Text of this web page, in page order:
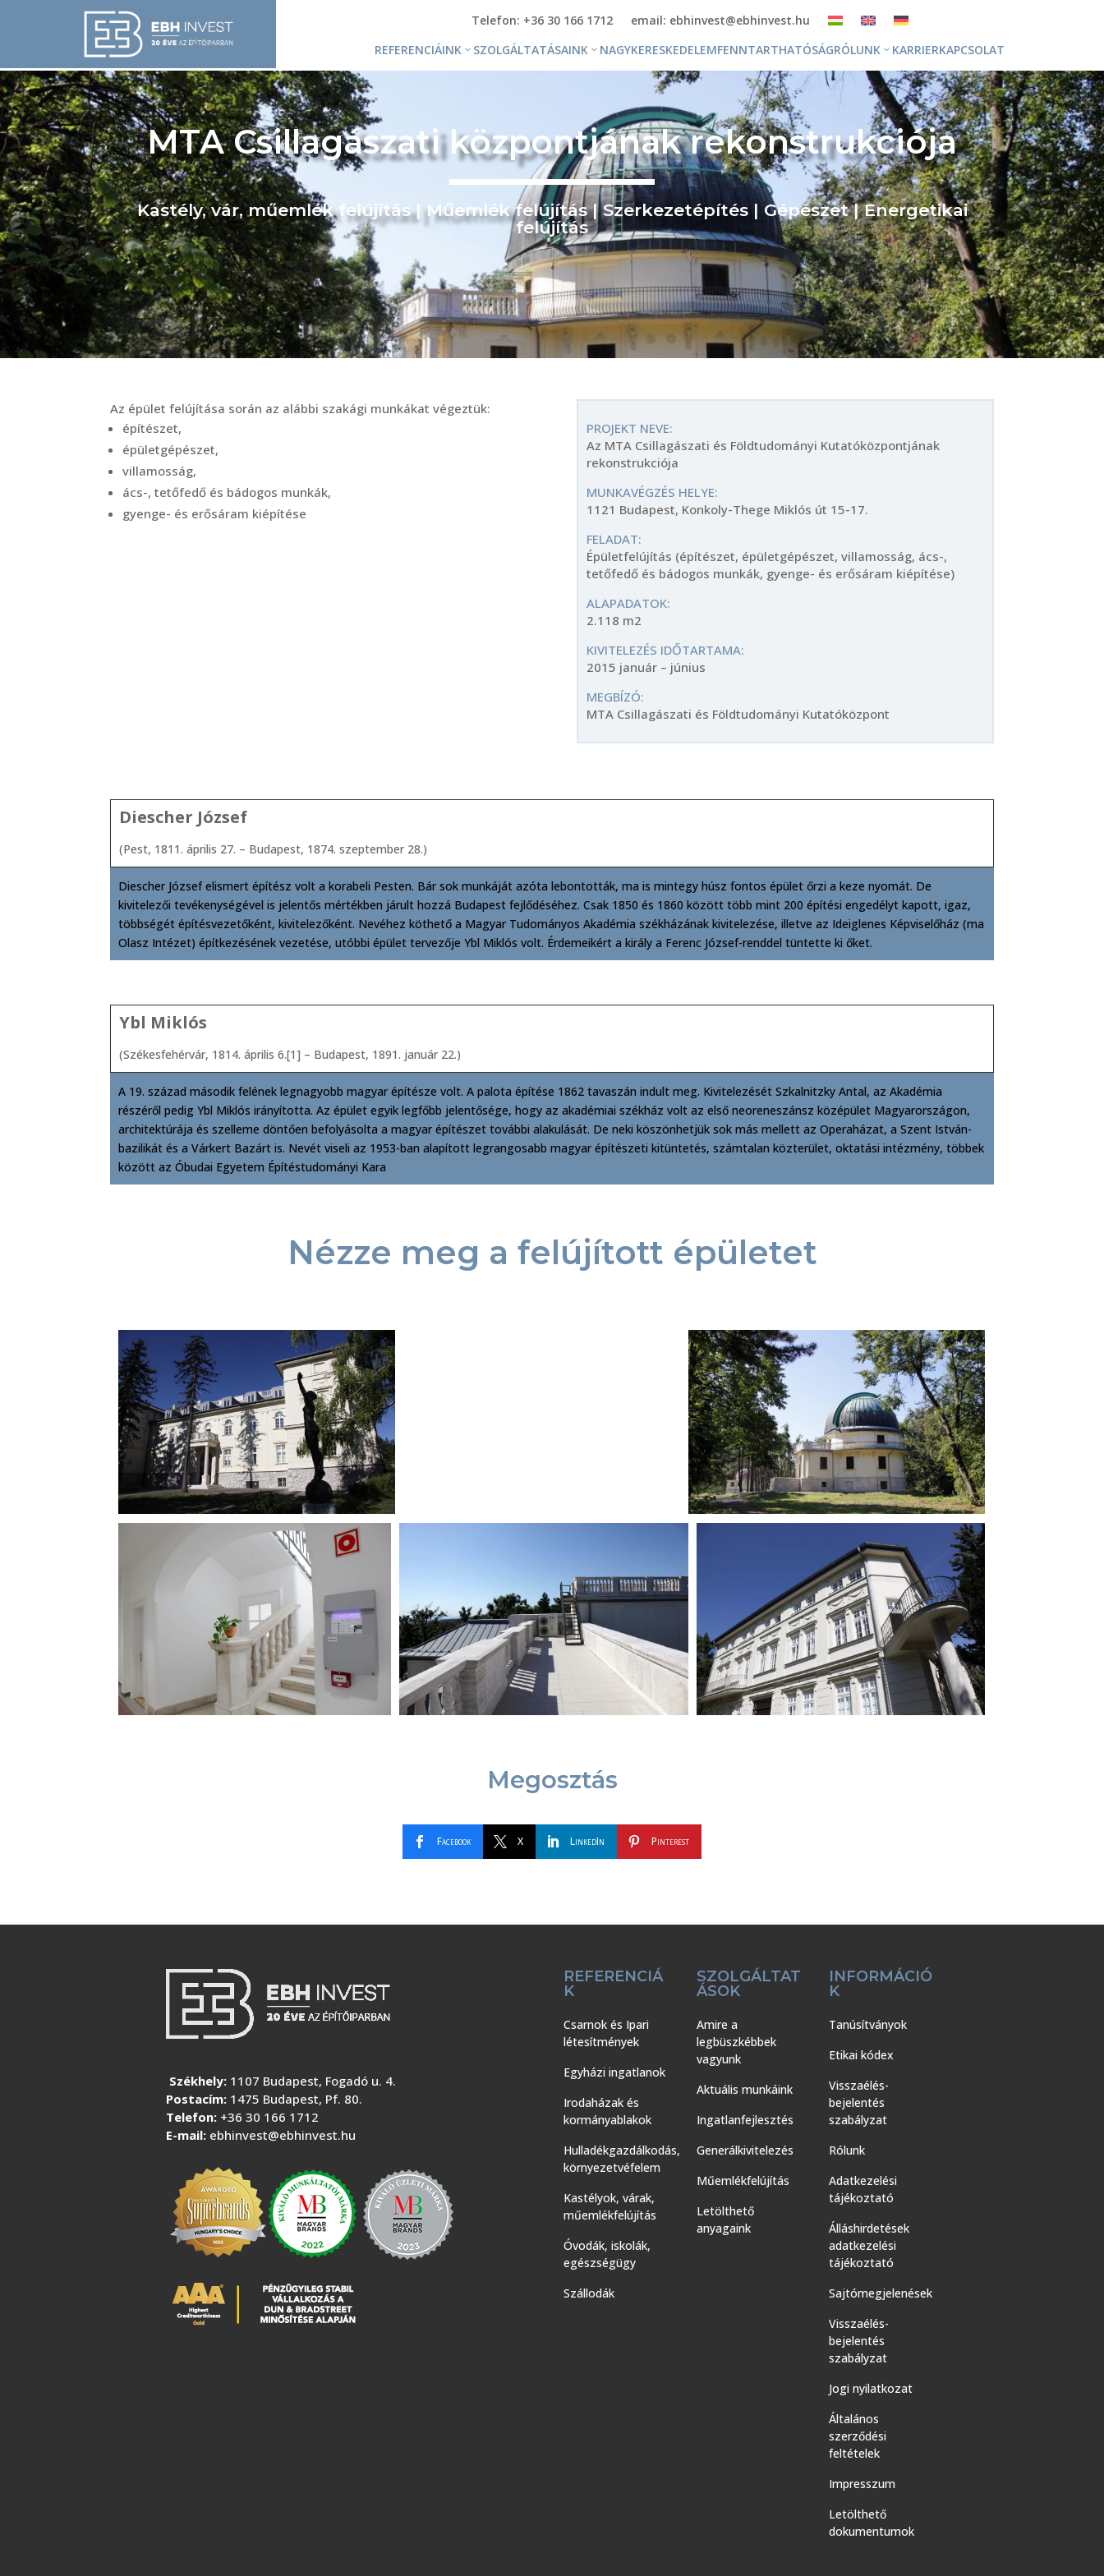
Telefon: +36 30 166 1712
email: ebhinvest@ebhinvest.hu
REFERENCIÁINK
CSARNOK- ÉS IPARI
LÉTESÍTMÉNYEK
FIT-OUT, IRODAHÁZ,
KORMÁNYABLAK
SZÁLLODA ÉS SZÁLLÁS
JELLEGŰ ÉPÜLETEK
ÓVODA, ISKOLA,
TÁRSASHÁZ,
ÚJ ÉPÍTÉS
MŰEMLÉKFELÚJÍTÁS
SZERKEZETÉPÍTÉS
FIT-OUT,
BELSŐÉPÍTÉSZET
GÉPÉSZET
HULLADÉKGAZDÁLKODÁS,
ÉPÜLETVILLAMOSSÁG
ENERGETIKAI FELÚJÍTÁS
MÉLYÉPÍTÉS, ÚTÉPÍTÉS,
VASÚTÉPÍTÉS
SAJÁT BERUHÁZÁS
SZOLGÁLTATÁSAINK NAGYKERESKEDELEMFENNTARTHATÓSÁGRÓLUNK KARRIERKAPCSOLAT
MTA Csillagászati központjának rekonstrukciója
Kastély, vár, műemlék felújítás | Műemlék felújítás | Szerkezetépítés | Gépészet | Energetikai
felújítás
Az épület felújítása során az alábbi szakági munkákat végeztük:
építészet,
épületgépészet,
villamosság,
ács-, tetőfedő és bádogos munkák,
gyenge- és erősáram kiépítése
PROJEKT NEVE:
Az MTA Csillagászati és Földtudományi Kutatóközpontjának
rekonstrukciója
MUNKAVÉGZÉS HELYE:
1121 Budapest, Konkoly-Thege Miklós út 15-17.
FELADAT:
Épületfelújítás (építészet, épületgépészet, villamosság, ács-,
tetőfedő és bádogos munkák, gyenge- és erősáram kiépítése)
ALAPADATOK:
2.118 m2
KIVITELEZÉS IDŐTARTAMA:
2015 január – június
MEGBÍZÓ:
MTA Csillagászati és Földtudományi Kutatóközpont
Diescher József
(Pest, 1811. április 27. – Budapest, 1874. szeptember 28.)
Diescher József elismert építész volt a korabeli Pesten. Bár sok munkáját azóta lebontották, ma is mintegy húsz fontos épület őrzi a keze nyomát. De
kivitelezői tevékenységével is jelentős mértékben járult hozzá Budapest fejlődéséhez. Csak 1850 és 1860 között több mint 200 építési engedélyt kapott, igaz,
többségét építésvezetőként, kivitelezőként. Nevéhez köthető a Magyar Tudományos Akadémia székházának kivitelezése, illetve az Ideiglenes Képviselőház (ma
Olasz Intézet) építkezésének vezetése, utóbbi épület tervezője Ybl Miklós volt. Érdemeikért a király a Ferenc József-renddel tüntette ki őket.
Ybl Miklós
(Székesfehérvár, 1814. április 6.[1] – Budapest, 1891. január 22.)
A 19. század második felének legnagyobb magyar építésze volt. A palota építése 1862 tavaszán indult meg. Kivitelezését Szkalnitzky Antal, az Akadémia
részéről pedig Ybl Miklós irányította. Az épület egyik legfőbb jelentősége, hogy az akadémiai székház volt az első neoreneszánsz középület Magyarországon,
architektúrája és szelleme döntően befolyásolta a magyar építészet további alakulását. De neki köszönhetjük sok más mellett az Operaházat, a Szent István-
bazilikát és a Várkert Bazárt is. Nevét viseli az 1953-ban alapított legrangosabb magyar építészeti kitüntetés, számtalan közterület, oktatási intézmény, többek
között az Óbudai Egyetem Építéstudományi Kara
Nézze meg a felújított épületet
Megosztás
Facebook X LinkedIn Pinterest
Székhely:1107 Budapest, Fogadó u. 4.
Postacím:1475 Budapest, Pf. 80.
Telefon: +36 30 166 1712
E-mail: ebhinvest@ebhinvest.hu
REFERENCIÁ
K
Csarnok és Ipari
létesítmények
Egyházi ingatlanok
Irodaházak és
kormányablakok
Hulladékgazdálkodás,
környezetvéfelem
Kastélyok, várak,
műemlékfelújítás
Óvodák, iskolák,
egészségügy
Szállodák
SZOLGÁLTAT
ÁSOK
Amire a
legbüszkébbek
vagyunk
Aktuális munkáink
Ingatlanfejlesztés
Generálkivitelezés
Műemlékfelújítás
Letölthető
anyagaink
INFORMÁCIÓ
K
Tanúsítványok
Etikai kódex
Visszaélés-
bejelentés
szabályzat
Rólunk
Adatkezelési
tájékoztató
Álláshirdetések
adatkezelési
tájékoztató
Sajtómegjelenések
Visszaélés-
bejelentés
szabályzat
Jogi nyilatkozat
Általános
szerződési
feltételek
Impresszum
Letölthető
dokumentumok